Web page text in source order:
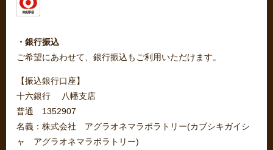
・銀行振込
ご希望にあわせて、銀行振込もご利用いただけます。
【振込銀行口座】
十六銀行 八幡支店
普通 1352907
名義：株式会社 アグラオネマラボラトリー(カブシキガイシ
ャ アグラオネマラボラトリー)